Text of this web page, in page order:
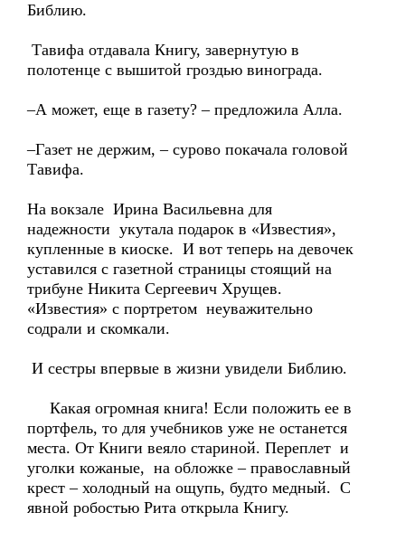
Библию.
Тавифа отдавала Книгу, завернутую в
полотенце с вышитой гроздью винограда.
–А может, еще в газету? – предложила Алла.
–Газет не держим, – сурово покачала головой
Тавифа.
На вокзале Ирина Васильевна для
надежности укутала подарок в «Известия»,
купленные в киоске. И вот теперь на девочек
уставился с газетной страницы стоящий на
трибуне Никита Сергеевич Хрущев.
«Известия» с портретом неуважительно
содрали и скомкали.
И сестры впервые в жизни увидели Библию.
Какая огромная книга! Если положить ее в
портфель, то для учебников уже не останется
места. От Книги веяло стариной. Переплет и
уголки кожаные, на обложке – православный
крест – холодный на ощупь, будто медный. С
явной робостью Рита открыла Книгу.